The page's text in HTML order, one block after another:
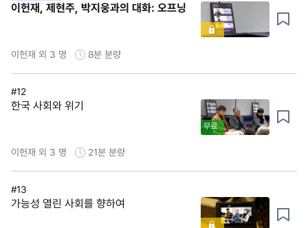
이헌재, 제현주, 박지웅과의 대화: 오프닝
이헌재 외 3 명 8분 분량
#12
한국 사회와 위기
무료
이헌재 외 3 명 21분 분량
#13
가능성 열린 사회를 향하여